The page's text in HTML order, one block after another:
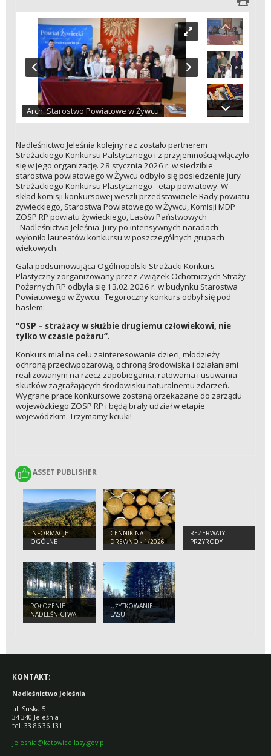
Arch. Starostwo Powiatowe w Żywcu
Nadleśnictwo Jeleśnia kolejny raz zostało partnerem
Strażackiego Konkursu Palstycznego i z przyjemnością włączyło
się w jego organizację. 28 stycznia 2026 r. w siedzibie
starostwa powiatowego w Żywcu odbyło się posiedzenie jury
Strażackiego Konkursu Plastycznego - etap powiatowy. W
skład komisji konkursowej weszli przedstawiciele Rady powiatu
żywieckiego, Starostwa Powiatowego w Żywcu, Komisji MDP
ZOSP RP powiatu żywieckiego, Lasów Państwowych
- Nadleśnictwa Jeleśnia. Jury po intensywnych naradach
wyłoniło laureatów konkursu w poszczególnych grupach
wiekowych.
Gala podsumowująca Ogólnopolski Strażacki Konkurs
Plastyczny zorganizowany przez Związek Ochotniczych Straży
Pożarnych RP odbyła się 13.02.2026 r. w budynku Starostwa
Powiatowego w Żywcu. Tegoroczny konkurs odbył się pod
hasłem:
“OSP – strażacy w służbie drugiemu człowiekowi, nie
tylko w czasie pożaru“.
Konkurs miał na celu zainteresowanie dzieci, młodzieży
ochroną przeciwpożarową, ochroną środowiska i działaniami
realizowanym na rzecz zapobiegania, ratowania i usuwania
skutków zagrażających środowisku naturalnemu zdarzeń.
Wygrane prace konkursowe zostaną orzekazane do zarządu
wojewózkiego ZOSP RP i będą brały udział w etapie
wojewódzkim. Trzymamy kciuki!
ASSET PUBLISHER
ASSET PUBLISHER
INFORMACJE
OGÓLNE
CENNIK NA
DREWNO - 1/2026
R.
REZERWATY
PRZYRODY
POŁOŻENIE
NADLEŚNICTWA
JELEŚNIA
UŻYTKOWANIE
LASU
KONTAKT:
Nadleśnictwo Jeleśnia
ul. Suska 5
34-340 Jeleśnia
tel. 33 86 36 131
jelesnia@katowice.lasy.gov.pl